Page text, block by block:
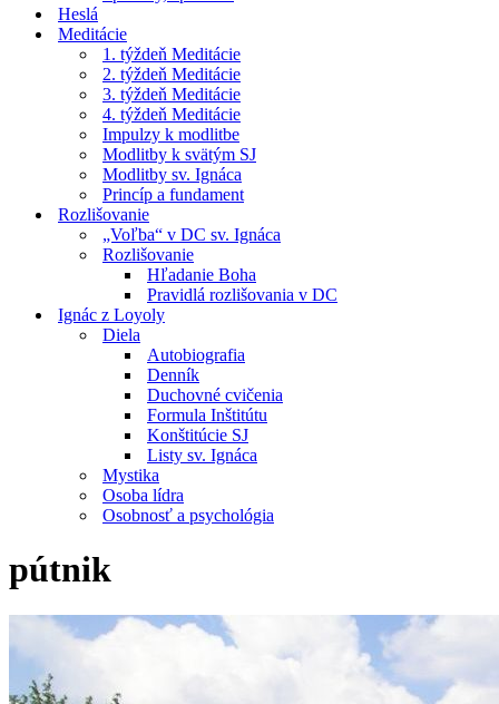
Heslá
Meditácie
1. týždeň Meditácie
2. týždeň Meditácie
3. týždeň Meditácie
4. týždeň Meditácie
Impulzy k modlitbe
Modlitby k svätým SJ
Modlitby sv. Ignáca
Princíp a fundament
Rozlišovanie
„Voľba“ v DC sv. Ignáca
Rozlišovanie
Hľadanie Boha
Pravidlá rozlišovania v DC
Ignác z Loyoly
Diela
Autobiografia
Denník
Duchovné cvičenia
Formula Inštitútu
Konštitúcie SJ
Listy sv. Ignáca
Mystika
Osoba lídra
Osobnosť a psychológia
pútnik